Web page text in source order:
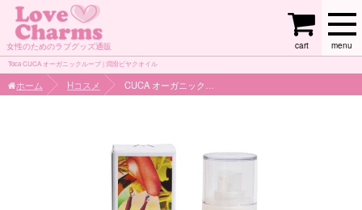
女性のためのラブグッズ通販 menu
cart
Toca CUCA オーガニックルーブ | 潤滑ビヤクオイル
ホーム Hコスメ